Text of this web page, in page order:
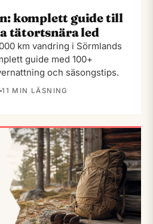
komplett guide till
tätortsnära led
km vandring i Sörmlands
guide med 100+
och säsongstips.
11 MIN LÄSNING